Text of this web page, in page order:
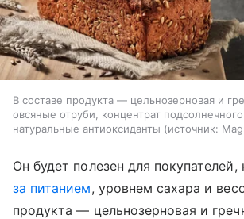
В составе продукта — цельнозерновая и
овсяные отруби, концентрат
натуральные антиоксиданты
источник:
Он будет полезен для
за питанием, уровнем сахара и
продукта — цельнозерновая и